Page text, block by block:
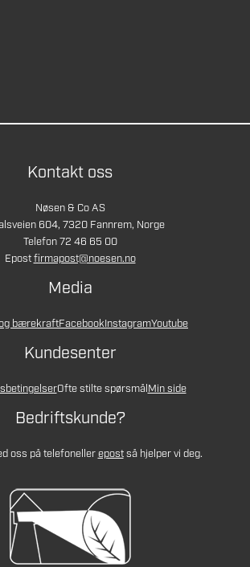
Kontakt oss
Nøsen & Co AS
604, 7320 Fannrem, Norge
Telefon 72 46 65 00
Epostfirmapost@noesen.no
Media
bærekraftFacebookInstagramYoutube
Kundesenter
Ofte stilte spørsmålMin side
Bedriftskunde?
oss på telefonellerepostså hjelper vi deg.